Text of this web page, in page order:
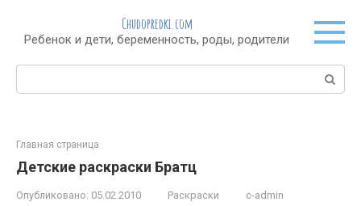
контенту
Chudopredki.com
Ребенок и дети, беременность, роды, родители
Поиск:
Главная страница
Детские раскраски Братц
Опубликовано: 05.02.2010 Раскраски c-admin